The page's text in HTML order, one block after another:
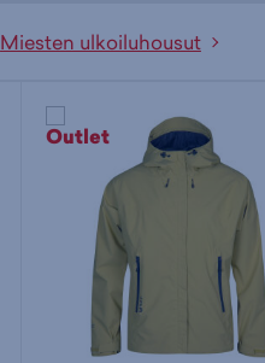
Miesten ulkoiluhousut